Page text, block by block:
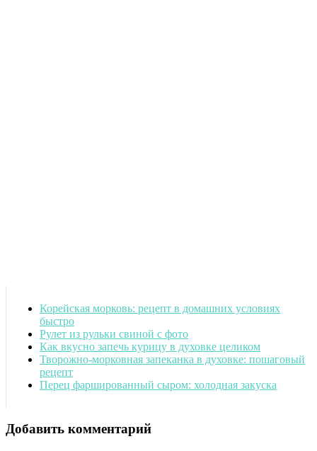
Корейская морковь: рецепт в домашних условиях
быстро
Рулет из рульки свиной с фото
Как вкусно запечь курицу в духовке целиком
Творожно-морковная запеканка в духовке: пошаговый
рецепт
Перец фаршированный сыром: холодная закуска
Добавить комментарий